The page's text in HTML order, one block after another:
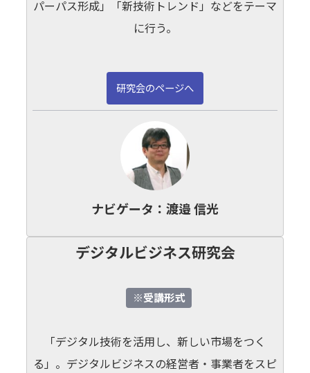
パーパス形成」「新技術トレンド」などをテーマ
に行う。
研究会のページへ
ナビゲータ： 渡邉 信光
デジタルビジネス研究会
※受講形式
「デジタル技術を活用し、新しい市場をつく
る」。デジタルビジネスの経営者・事業者をスピ